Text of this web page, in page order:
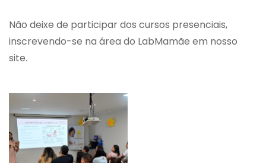
Não deixe de participar dos cursos presenciais,
inscrevendo-se na área do LabMamãe em nosso
site.